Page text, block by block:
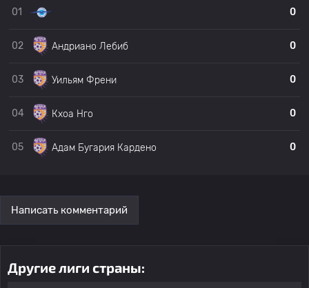
01 0
02 Андриано Лебиб 0
03 Уильям Френи 0
04 Кхоа Нго 0
05 Адам Бугария Кардено 0
Написать комментарий
Другие лиги страны: